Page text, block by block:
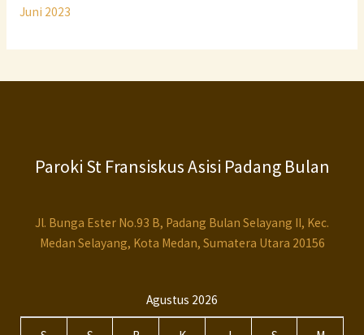
Juni 2023
Paroki St Fransiskus Asisi Padang Bulan
Jl. Bunga Ester No.93 B, Padang Bulan Selayang II, Kec.
Medan Selayang, Kota Medan, Sumatera Utara 20156
Agustus 2026